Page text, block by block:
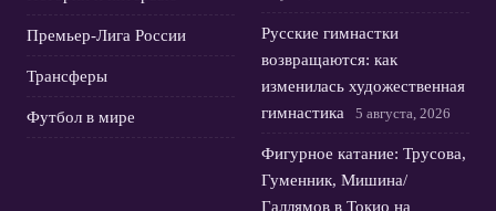
Премьер-Лига России
Трансферы
Футбол в мире
Русские гимнастки
возвращаются: как
изменилась художественная
гимнастика
5 августа, 2026
Фигурное катание: Трусова,
Гуменник, Мишина/
Галлямов в Токио на